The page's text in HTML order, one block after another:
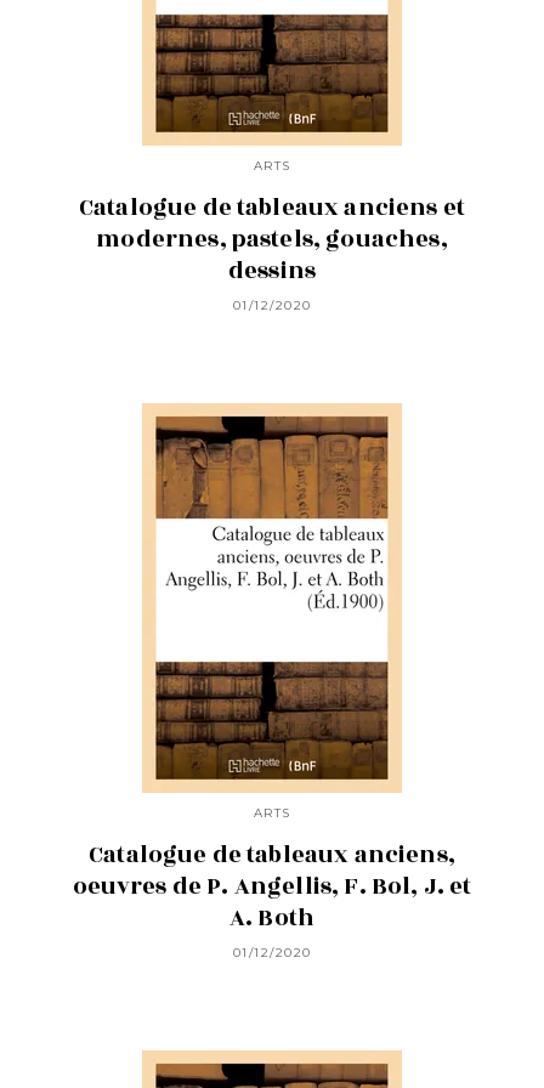
ARTS
Catalogue de tableaux anciens et
modernes, pastels, gouaches,
dessins
01/12/2020
ARTS
Catalogue de tableaux anciens,
oeuvres de P. Angellis, F. Bol, J. et
A. Both
01/12/2020